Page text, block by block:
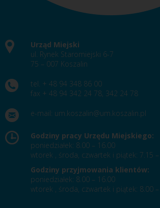
Urząd Miejski
ul. Rynek Staromiejski 6-7
75 – 007 Koszalin
tel. + 48 94 348 86 00
fax + 48 94 342 24 78, 342 24 78
e-mail: um.koszalin@um.koszalin.pl
Godziny pracy Urzędu Miejskiego:
poniedziałek: 8.00 – 16.00
wtorek , środa, czwartek i piątek: 7.15
Godziny przyjmowania klientów:
poniedziałek: 8.00 – 16.00
wtorek , środa, czwartek i piątek: 8.00